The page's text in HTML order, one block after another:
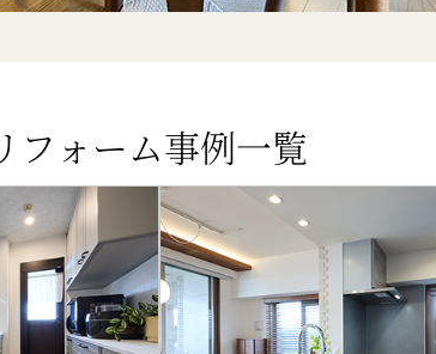
フォーム事例一覧